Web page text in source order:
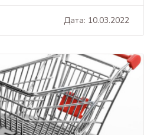
Дата: 10.03.2022